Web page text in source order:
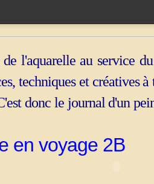
l'aquarelle au service
techniques et créatives
donc le journal d'un